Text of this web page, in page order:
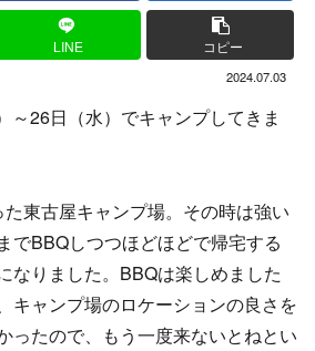
LINE コピー
2024.07.03
～26日（水）でキャンプしてきま
東古屋キャンプ場。その時は強い
でBBQしつつほどほどで帰宅する
なりました。BBQは楽しめました
キャンプ場のロケーションの良さを
ったので、もう一度来ないとねとい